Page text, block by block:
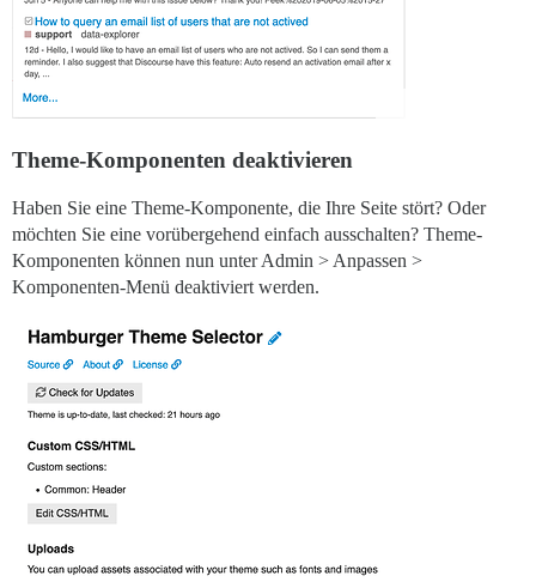
Theme-Komponenten deaktivieren
Haben Sie eine Theme-Komponente, die Ihre Seite stört? Oder
möchten Sie eine vorübergehend einfach ausschalten? Theme-
Komponenten können nun unter Admin > Anpassen >
Komponenten-Menü deaktiviert werden.